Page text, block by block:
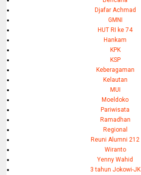
Djafar Achmad
GMNI
HUT RI ke 74
Hankam
KPK
KSP
Keberagaman
Kelautan
MUI
Moeldoko
Pariwisata
Ramadhan
Regional
Reuni Alumni 212
Wiranto
Yenny Wahid
3 tahun Jokowi-JK